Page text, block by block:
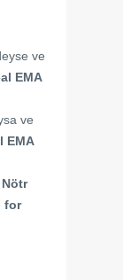
ve
EMA
ve
EMA
Nötr
for